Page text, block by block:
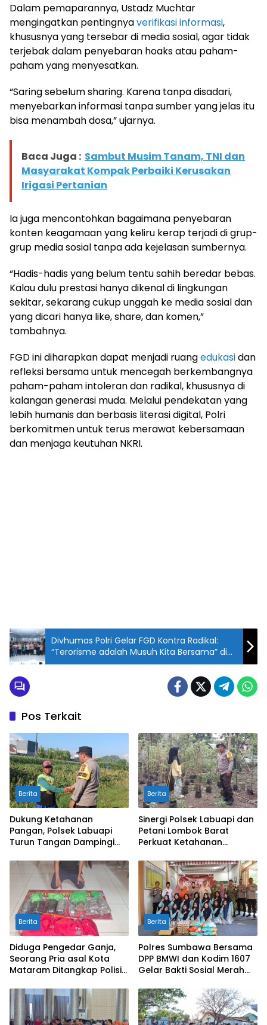
Dalam pemaparannya, Ustadz Muchtar
mengingatkan pentingnyaverifikasi informasi,
khususnya yang tersebar di media sosial, agar tidak
terjebak dalam penyebaran hoaks atau paham-
paham yang menyesatkan.
“Saring sebelum sharing. Karena tanpa disadari,
menyebarkan informasi tanpa sumber yang jelas itu
bisa menambah dosa,” ujarnya.
Baca Juga : Sambut Musim Tanam, TNI dan
Masyarakat Kompak Perbaiki Kerusakan
Irigasi Pertanian
Ia juga mencontohkan bagaimana penyebaran
konten keagamaan yang keliru kerap terjadi di grup-
grup media sosial tanpa ada kejelasan sumbernya.
“Hadis-hadis yang belum tentu sahih beredar bebas.
Kalau dulu prestasi hanya dikenal di lingkungan
sekitar, sekarang cukup unggah ke media sosial dan
yang dicari hanya like, share, dan komen,”
tambahnya.
FGD ini diharapkan dapat menjadi ruangedukasidan
refleksi bersama untuk mencegah berkembangnya
paham-paham intoleran dan radikal, khususnya di
kalangan generasi muda. Melalui pendekatan yang
lebih humanis dan berbasis literasi digital, Polri
berkomitmen untuk terus merawat kebersamaan
dan menjaga keutuhan NKRI.
Divhumas Polri Gelar FGD Kontra Radikal:
“Terorisme adalah Musuh Kita Bersama” di
Polrestabes Makassar
Pos Terkait
Berita
Dukung Ketahanan
Pangan, Polsek Labuapi
Turun Tangan Dampingi
Bongkot
Berita
Sinergi Polsek Labuapi dan
Petani Lombok Barat
Perkuat Ketahanan
Berita
Diduga Pengedar Ganja,
Seorang Pria asal Kota
Mataram Ditangkap Polisi
Berita
Polres Sumbawa Bersama
DPP BMWI dan Kodim 1607
Gelar Bakti Sosial Merah
Hidayatullah